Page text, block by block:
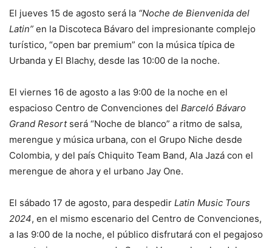
El jueves 15 de agosto será la “Noche de Bienvenida del
Latin” en la Discoteca Bávaro del impresionante complejo
turístico, “open bar premium” con la música típica de
Urbanda y El Blachy, desde las 10:00 de la noche.
El viernes 16 de agosto a las 9:00 de la noche en el
espacioso Centro de Convenciones del Barceló Bávaro
Grand Resortserá “Noche de blanco” a ritmo de salsa,
merengue y música urbana, con el Grupo Niche desde
Colombia, y del país Chiquito Team Band, Ala Jazá con el
merengue de ahora y el urbano Jay One.
El sábado 17 de agosto, para despedir Latin Music Tours
2024, en el mismo escenario del Centro de Convenciones,
a las 9:00 de la noche, el público disfrutará con el pegajoso